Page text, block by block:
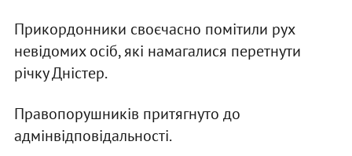
Прикордонники своєчасно помітили рух
невідомих осіб, які намагалися перетнути
річку Дністер.
Правопорушників притягнуто до
адмінвідповідальності.